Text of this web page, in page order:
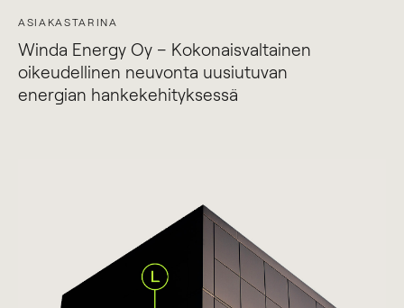
ASIAKASTARINA
Winda Energy Oy – Kokonaisvaltainen
oikeudellinen neuvonta uusiutuvan
energian hankekehityksessä